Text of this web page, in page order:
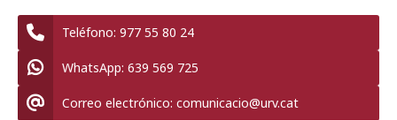
Teléfono: 977 55 80 24
WhatsApp: 639 569 725
Correo electrónico: comunicacio@urv.cat